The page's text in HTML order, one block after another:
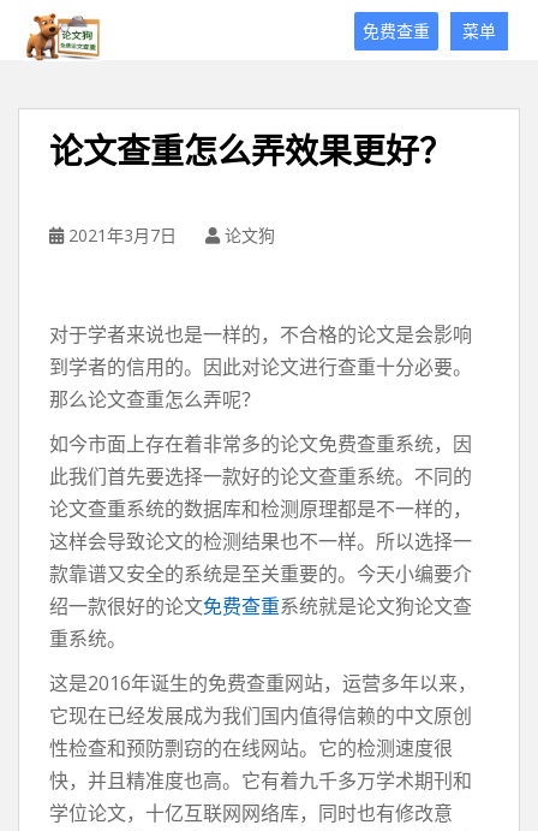
菜单
免费查重
论文查重怎么弄效果更好？
2021年3月7日 论文狗
对于学者来说也是一样的，不合格的论文是会影响
到学者的信用的。因此对论文进行查重十分必要。
那么论文查重怎么弄呢？
如今市面上存在着非常多的论文免费查重系统，因
此我们首先要选择一款好的论文查重系统。不同的
论文查重系统的数据库和检测原理都是不一样的，
这样会导致论文的检测结果也不一样。所以选择一
款靠谱又安全的系统是至关重要的。今天小编要介
绍一款很好的论文免费查重系统就是论文狗论文查
重系统。
这是2016年诞生的免费查重网站，运营多年以来，
它现在已经发展成为我们国内值得信赖的中文原创
性检查和预防剽窃的在线网站。它的检测速度很
快，并且精准度也高。它有着九千多万学术期刊和
学位论文，十亿互联网网络库，同时也有修改意